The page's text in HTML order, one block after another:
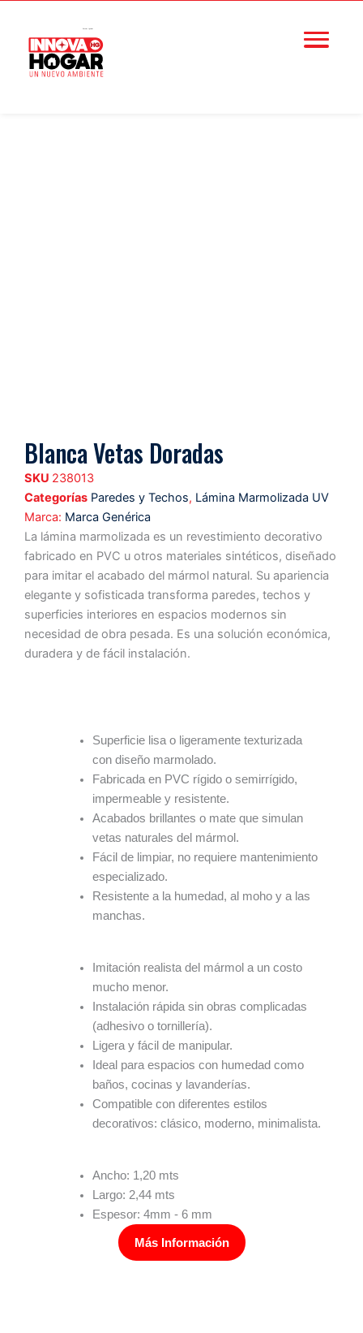
Blanca Vetas Doradas
SKU 238013
Categorías Paredes y Techos, Lámina Marmolizada UV
Marca: Marca Genérica
La lámina marmolizada es un revestimiento decorativo
fabricado en PVC u otros materiales sintéticos, diseñado
para imitar el acabado del mármol natural. Su apariencia
elegante y sofisticada transforma paredes, techos y
superficies interiores en espacios modernos sin
necesidad de obra pesada. Es una solución económica,
duradera y de fácil instalación.
Superficie lisa o ligeramente texturizada
con diseño marmolado.
Fabricada en PVC rígido o semirrígido,
impermeable y resistente.
Acabados brillantes o mate que simulan
vetas naturales del mármol.
Fácil de limpiar, no requiere mantenimiento
especializado.
Resistente a la humedad, al moho y a las
manchas.
Imitación realista del mármol a un costo
mucho menor.
Instalación rápida sin obras complicadas
(adhesivo o tornillería).
Ligera y fácil de manipular.
Ideal para espacios con humedad como
baños, cocinas y lavanderías.
Compatible con diferentes estilos
decorativos: clásico, moderno, minimalista.
Ancho: 1,20 mts
Largo: 2,44 mts
Espesor: 4mm - 6 mm
Más Información